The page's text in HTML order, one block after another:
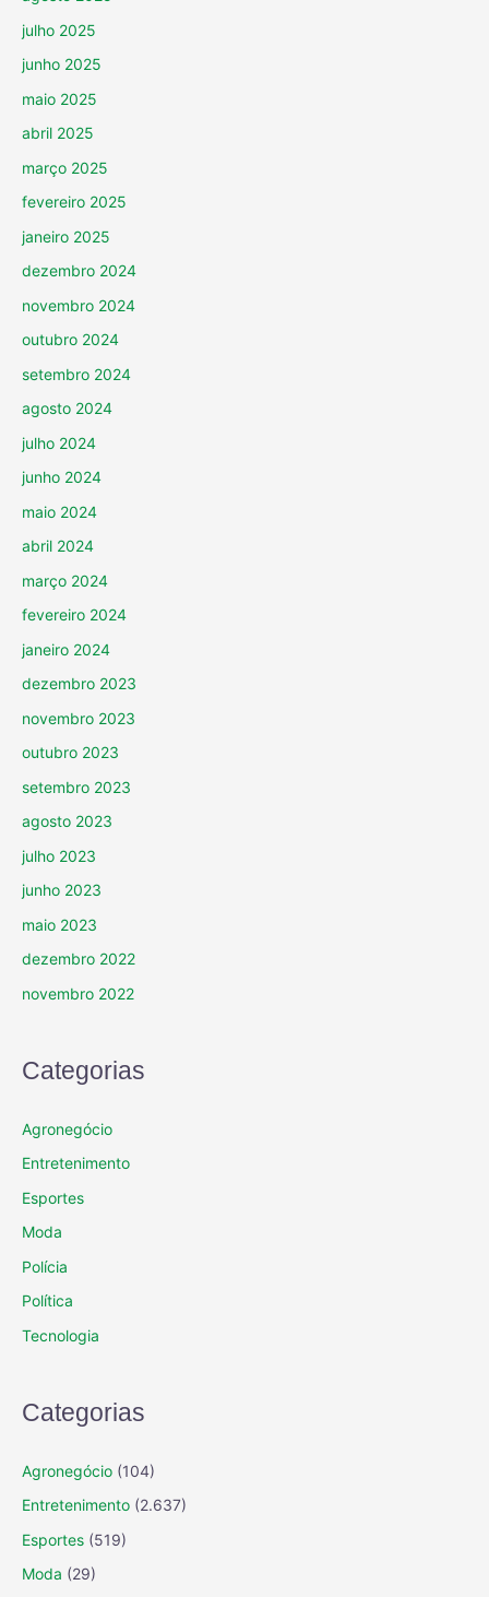
julho 2025
junho 2025
maio 2025
abril 2025
março 2025
fevereiro 2025
janeiro 2025
dezembro 2024
novembro 2024
outubro 2024
setembro 2024
agosto 2024
julho 2024
junho 2024
maio 2024
abril 2024
março 2024
fevereiro 2024
janeiro 2024
dezembro 2023
novembro 2023
outubro 2023
setembro 2023
agosto 2023
julho 2023
junho 2023
maio 2023
dezembro 2022
novembro 2022
Categorias
Agronegócio
Entretenimento
Esportes
Moda
Polícia
Política
Tecnologia
Categorias
Agronegócio (104)
Entretenimento (2.637)
Esportes (519)
Moda (29)